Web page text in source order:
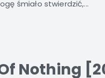
śmiało stwierdzić,...
Nothing